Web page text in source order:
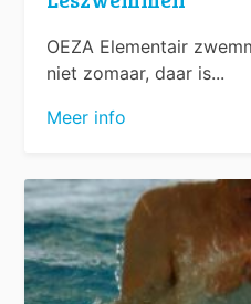
OEZA Elementair
niet zomaar, daar is...
Meer info